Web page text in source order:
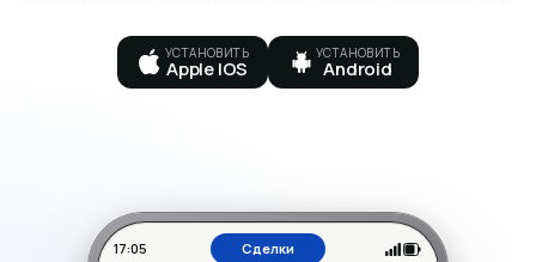
УСТАНОВИТЬ
Apple IOS
УСТАНОВИТЬ
Android
17:05 Сделки